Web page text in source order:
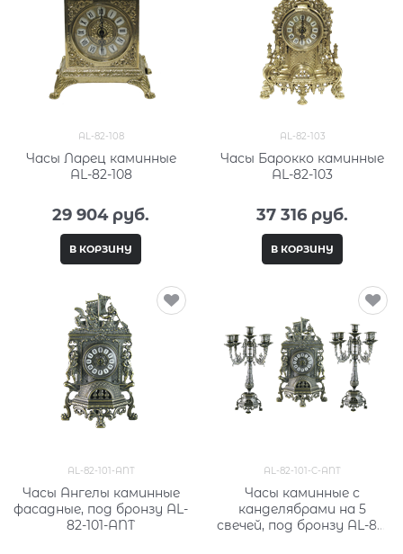
AL-82-108
Часы Ларец каминные
AL-82-108
29 904 руб.
В КОРЗИНУ
AL-82-103
Часы Барокко каминные
AL-82-103
37 316 руб.
В КОРЗИНУ
AL-82-101-ANT
Часы Ангелы каминные
фасадные, под бронзу AL-
82-101-ANT
AL-82-101-C-ANT
Часы каминные с
канделябрами на 5
свечей, под бронзу AL-82-